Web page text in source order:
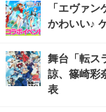
「エヴァ
かわいい♪
舞台「転ス
諒、篠崎彩
表